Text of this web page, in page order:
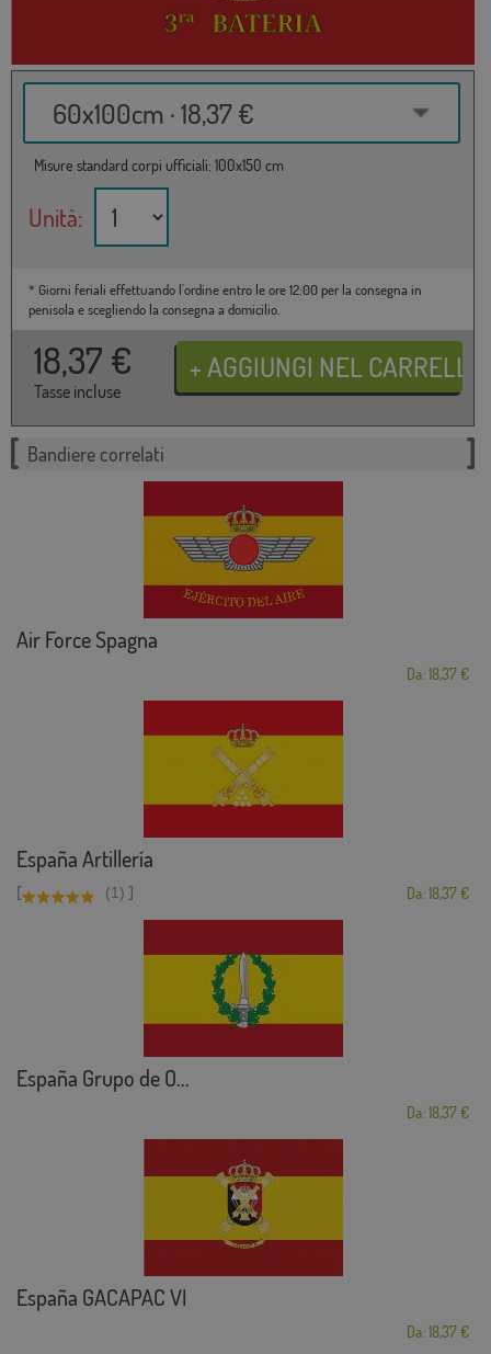
60x100cm · 18,37 €
Misure standard corpi ufficiali: 100x150 cm
Unità:
* Giorni feriali effettuando l'ordine entro le ore 12:00 per la consegna in
penisola e scegliendo la consegna a domicilio.
18,37 €
Tasse incluse
Bandiere correlati
Air Force Spagna
Da: 18,37 €
España Artillería
[ (1) ] Da: 18,37 €
España Grupo de O...
Da: 18,37 €
España GACAPAC VI
Da: 18,37 €